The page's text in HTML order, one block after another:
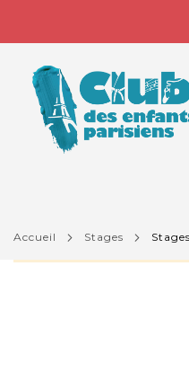
L'activité que vous
accueil stages